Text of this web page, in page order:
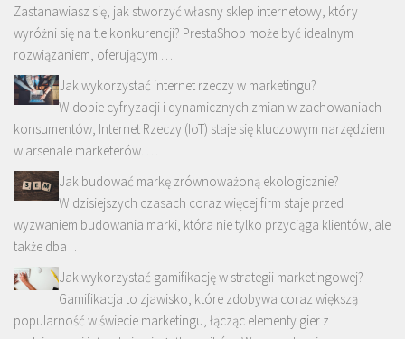
Zastanawiasz się, jak stworzyć własny sklep internetowy, który
wyróżni się na tle konkurencji? PrestaShop może być idealnym
rozwiązaniem, oferującym …
Jak wykorzystać internet rzeczy w marketingu?
W dobie cyfryzacji i dynamicznych zmian w zachowaniach
konsumentów, Internet Rzeczy (IoT) staje się kluczowym narzędziem
w arsenale marketerów. …
Jak budować markę zrównoważoną ekologicznie?
W dzisiejszych czasach coraz więcej firm staje przed
wyzwaniem budowania marki, która nie tylko przyciąga klientów, ale
także dba …
Jak wykorzystać gamifikację w strategii marketingowej?
Gamifikacja to zjawisko, które zdobywa coraz większą
popularność w świecie marketingu, łącząc elementy gier z